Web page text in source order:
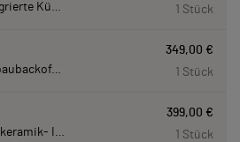
LAURUS Integrierte Kühl- Gefrierkombination LKG178E LKG178E
1 Stück
LAURUS Einbaubackofen LEB10BK mit Hydrolyse LEB10BK
349,00 €
1 Stück
LAURUS Glaskeramik- Induktionskochfeld LIA780, autark LIA780
399,00 €
1 Stück